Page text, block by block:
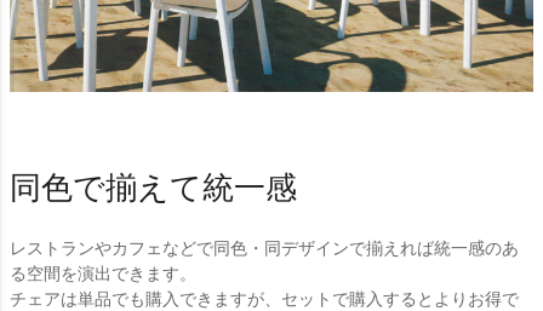
同色で揃えて統一感
レストランやカフェなどで同色・同デザインで揃えれば統一感のあ
る空間を演出できます。
チェアは単品でも購入できますが、セットで購入するとよりお得で